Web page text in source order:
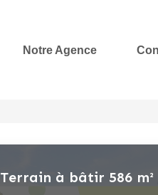
Notre Agence
Terrain à bâtir 586 m²